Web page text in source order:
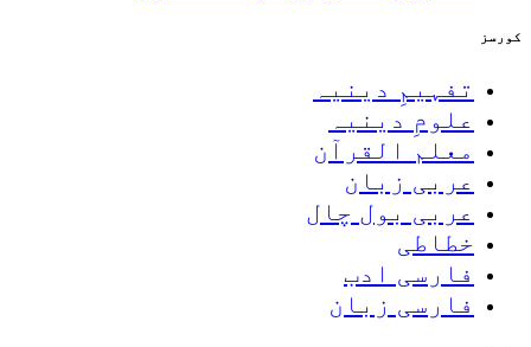
کورسز
تفہیمِ دینیہ
علومِ دینیہ
معلم القرآن
عربی زبان
عربی بول چال
خطاطی
فارسی ادب
فارسی زبان